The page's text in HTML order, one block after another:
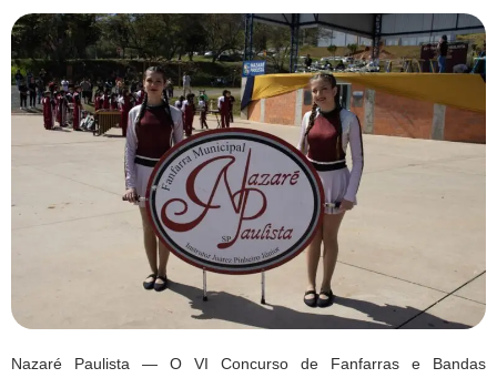
Nazaré Paulista — O VI Concurso de Fanfarras e Bandas